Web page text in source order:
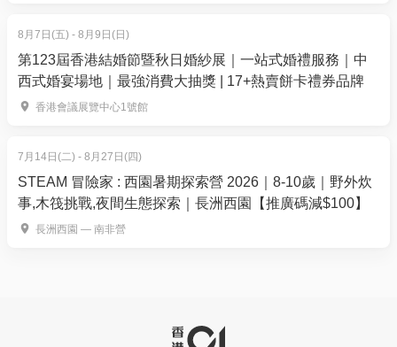
8月7日(五) - 8月9日(日)
第123屆香港結婚節暨秋日婚紗展｜一站式婚禮服務｜中
西式婚宴場地｜最強消費大抽獎 | 17+熱賣餅卡禮券品牌
香港會議展覽中心1號館
7月14日(二) - 8月27日(四)
STEAM 冒險家 : 西園暑期探索營 2026｜8-10歲｜野外炊
事,木筏挑戰,夜間生態探索｜長洲西園【推廣碼減$100】
長洲西園 — 南非營